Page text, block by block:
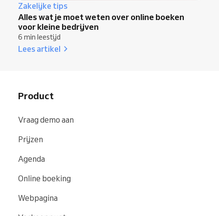
Zakelijke tips
Alles wat je moet weten over online boeken
voor kleine bedrijven
6 min leestijd
Lees artikel
Product
Vraag demo aan
Prijzen
Agenda
Online boeking
Webpagina